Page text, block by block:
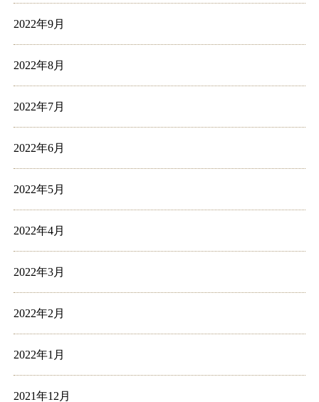
2022年9月
2022年8月
2022年7月
2022年6月
2022年5月
2022年4月
2022年3月
2022年2月
2022年1月
2021年12月